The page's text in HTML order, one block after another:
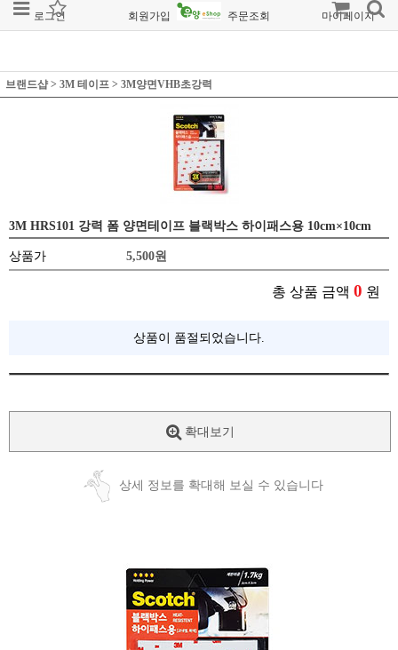
로그인 회원가입 주문조회 마이페이지
브랜드샵> 3M 테이프 > 3M양면VHB초강력
3M HRS101 강력 폼 양면테이프 블랙박스 하이패스용 10cm×10cm
상품가 5,500원
총 상품 금액 0 원
상품이 품절되었습니다.
확대보기
상세 정보를 확대해 보실 수 있습니다